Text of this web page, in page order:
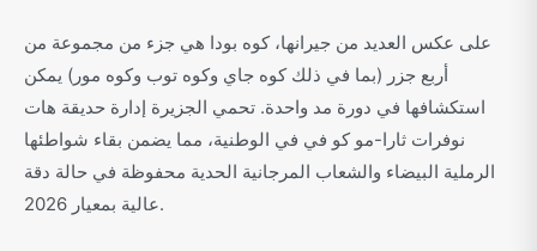
على عكس العديد من جيرانها، كوه بودا هي جزء من مجموعة من
أربع جزر (بما في ذلك كوه جاي وكوه توب وكوه مور) يمكن
استكشافها في دورة مد واحدة. تحمي الجزيرة إدارة حديقة هات
نوفرات ثارا-مو كو في في الوطنية، مما يضمن بقاء شواطئها
الرملية البيضاء والشعاب المرجانية الحدية محفوظة في حالة دقة
عالية بمعيار 2026.